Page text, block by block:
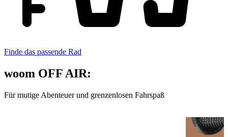
Finde das passende Rad
woom OFF AIR:
Für mutige Abenteuer und grenzenlosen Fahrspaß